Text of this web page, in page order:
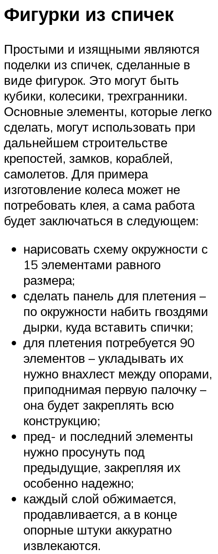
Фигурки из спичек
Простыми и изящными являются
поделки из спичек, сделанные в
виде фигурок. Это могут быть
кубики, колесики, трехгранники.
Основные элементы, которые легко
сделать, могут использовать при
дальнейшем строительстве
крепостей, замков, кораблей,
самолетов. Для примера
изготовление колеса может не
потребовать клея, а сама работа
будет заключаться в следующем:
нарисовать схему окружности с
15 элементами равного
размера;
сделать панель для плетения –
по окружности набить гвоздями
дырки, куда вставить спички;
для плетения потребуется 90
элементов – укладывать их
нужно внахлест между опорами,
приподнимая первую палочку –
она будет закреплять всю
конструкцию;
пред- и последний элементы
нужно просунуть под
предыдущие, закрепляя их
особенно надежно;
каждый слой обжимается,
продавливается, а в конце
опорные штуки аккуратно
извлекаются.